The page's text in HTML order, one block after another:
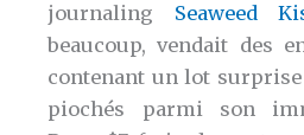
journaling Seaweed
beaucoup, vendait des
contenant un lot
piochés parmi son